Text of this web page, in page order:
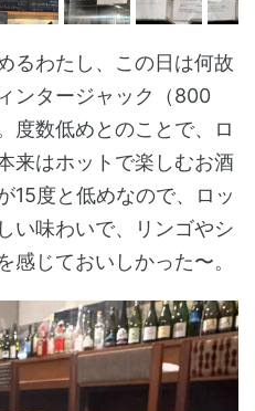
るわたし、この日は何故
ンタージャック（800
度数低めとのことで、ロ
来はホットで楽しむお酒
15度と低めなので、ロッ
い味わいで、リンゴやシ
感じておいしかった〜。